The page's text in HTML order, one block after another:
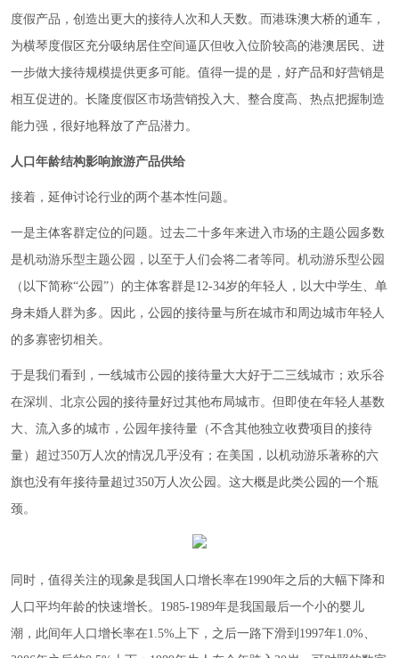
度假产品，创造出更大的接待人次和人天数。而港珠澳大桥的通车，
为横琴度假区充分吸纳居住空间逼仄但收入位阶较高的港澳居民、进
一步做大接待规模提供更多可能。值得一提的是，好产品和好营销是
相互促进的。长隆度假区市场营销投入大、整合度高、热点把握制造
能力强，很好地释放了产品潜力。
人口年龄结构影响旅游产品供给
接着，延伸讨论行业的两个基本性问题。
一是主体客群定位的问题。过去二十多年来进入市场的主题公园多数
是机动游乐型主题公园，以至于人们会将二者等同。机动游乐型公园
（以下简称“公园”）的主体客群是12-34岁的年轻人，以大中学生、单
身未婚人群为多。因此，公园的接待量与所在城市和周边城市年轻人
的多寡密切相关。
于是我们看到，一线城市公园的接待量大大好于二三线城市；欢乐谷
在深圳、北京公园的接待量好过其他布局城市。但即使在年轻人基数
大、流入多的城市，公园年接待量（不含其他独立收费项目的接待
量）超过350万人次的情况几乎没有；在美国，以机动游乐著称的六
旗也没有年接待量超过350万人次公园。这大概是此类公园的一个瓶
颈。
同时，值得关注的现象是我国人口增长率在1990年之后的大幅下降和
人口平均年龄的快速增长。1985-1989年是我国最后一个小的婴儿
潮，此间年人口增长率在1.5%上下，之后一路下滑到1997年1.0%、